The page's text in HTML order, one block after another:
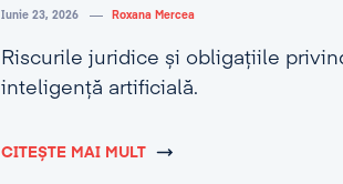
Iunie 23, 2026 Roxana Mercea
Riscurile juridice și obligațiile
inteligență artificială.
CITEȘTE MAI MULT